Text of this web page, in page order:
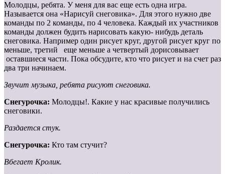
Молодцы, ребята. У меня для вас еще есть одна игра.
Называется она «Нарисуй снеговика». Для этого нужно две
команды по 2 команды, по 4 человека. Каждый их участников
команды должен будить нарисовать какую- нибудь деталь
снеговика. Например один рисует круг, другой рисует круг по
меньше, третий еще меньше а четвертый дорисовывает
оставшиеся части. Пока обсудите, кто что рисует и на счет раз
два три начинаем.
Звучит музыка, ребята рисуют снеговика.
Снегурочка: Молодцы!. Какие у нас красивые получились
снеговики.
Раздается стук.
Снегурочка: Кто там стучит?
Вбегает Кролик.